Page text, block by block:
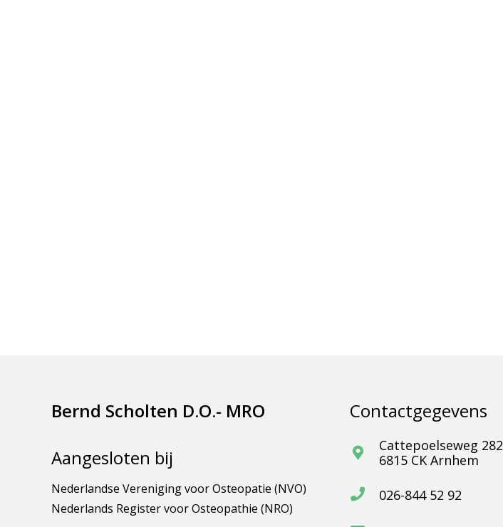
Bernd Scholten D.O.- MRO
Aangesloten bij
Nederlandse Vereniging voor Osteopatie (NVO)
Nederlands Register voor Osteopathie (NRO)
Contactgegevens
Cattepoelseweg 282
6815 CK Arnhem
026-844 52 92